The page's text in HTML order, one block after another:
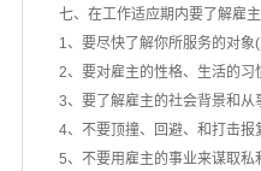
七、在工作适应期内要了解雇
1、要尽快了解你所服务的对象
2、要对雇主的性格、生活的
3、要了解雇主的社会背景和
4、不要顶撞、回避、和打击报
5、不要用雇主的事业来谋取私